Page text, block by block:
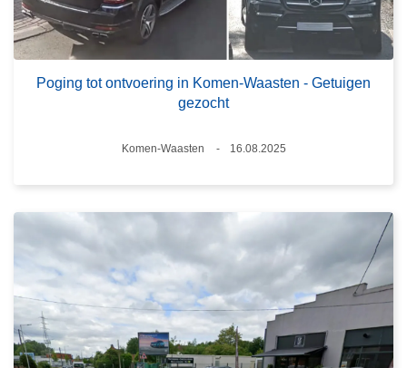
Poging tot ontvoering in Komen-Waasten - Getuigen
gezocht
Plaats
Komen-Waasten
16.08.2025